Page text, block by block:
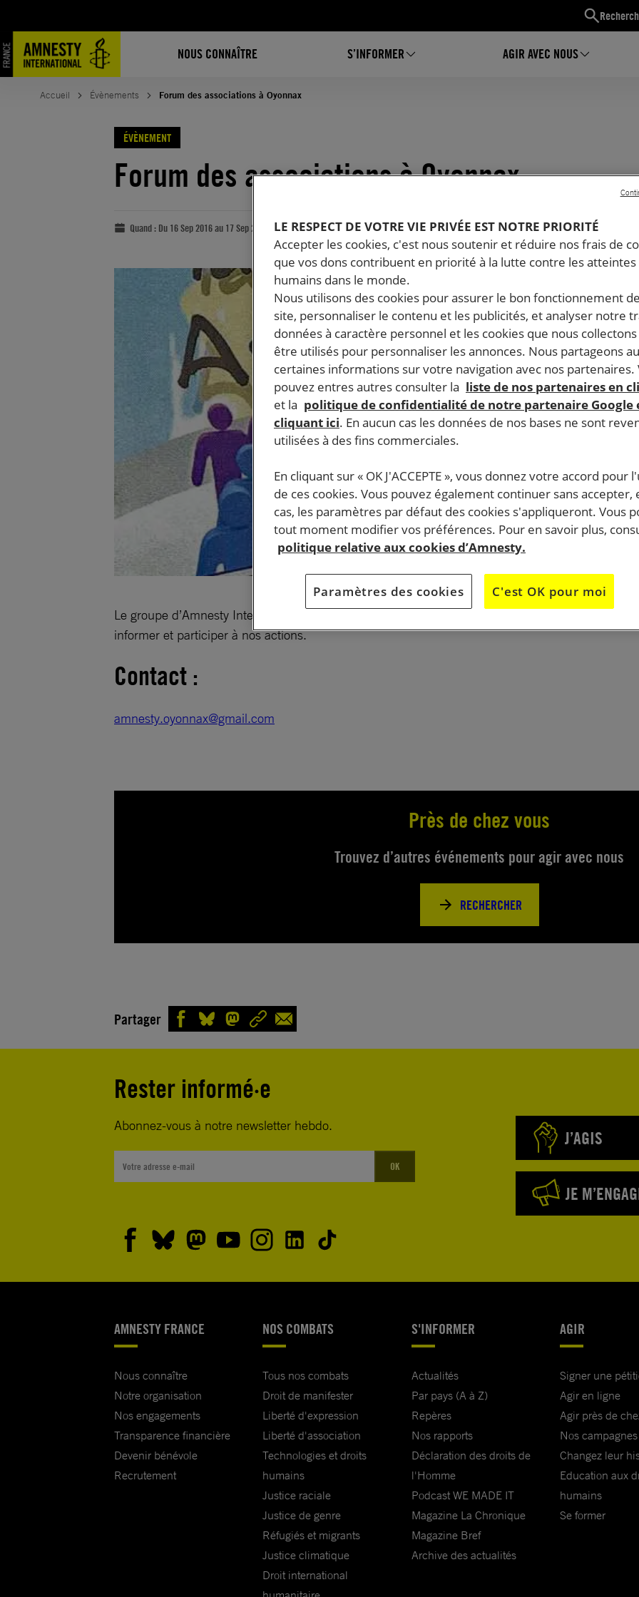
NOUS CONNAÎTRE S’INFORMER AGIR AVEC NOUS
Accueil Évènements Forum des associations à Oyonnax
ÉVÈNEMENT
Forum des associations à Oyonnax
Quand : Du 16 Sep 2016 au 17 Sep 2016
Le groupe d’Amnesty International sera présent
au Forum des associations à Valexpo,
informer et participer à nos actions.
Contact :
amnesty.oyonnax@gmail.com
Près de chez vous
Trouvez d’autres événements pour agir avec nous
RECHERCHER
Partager
Rester informé·e
Abonnez-vous à notre newsletter hebdo.
OK
J’AGIS
JE
AMNESTY FRANCE
Nous connaître
Notre organisation
Nos engagements
Transparence financière
Devenir bénévole
Recrutement
NOS COMBATS
Tous nos combats
Droit de manifester
Liberté d'expression
Liberté d'association
Technologies et droits
humains
Justice raciale
Justice de genre
Réfugiés et migrants
Justice climatique
Droit international
S'INFORMER
Actualités
Par pays (A à Z)
Repères
Nos rapports
Déclaration des droits de
l'Homme
Podcast WE MADE IT
Magazine La Chronique
Magazine Bref
Archive des actualités
AGIR
Signer une
Agir en ligne
Agir près de
Nos campagnes
Changez leur
Education aux
humains
Se former
LE RESPECT DE VOTRE VIE PRIVÉE EST NOTRE PRIORITÉ
Accepter les cookies, c'est nous soutenir et réduire nos frais de
que vos dons contribuent en priorité à la lutte contre les
humains dans le monde.
Nous utilisons des cookies pour assurer le bon fonctionnement
site, personnaliser le contenu et les publicités, et analyser notre
données à caractère personnel et les cookies que nous
être utilisés pour personnaliser les annonces. Nous partageons
certaines informations sur votre navigation avec nos partenaires.
pouvez entres autres consulter la liste de nos partenaires en
et la politique de confidentialité de notre partenaire Google
cliquant ici. En aucun cas les données de nos bases ne sont
utilisées à des fins commerciales.
En cliquant sur « OK J'ACCEPTE », vous donnez votre accord pour
de ces cookies. Vous pouvez également continuer sans accepter,
cas, les paramètres par défaut des cookies s'appliqueront. Vous
tout moment modifier vos préférences. Pour en savoir plus,
politique relative aux cookies d’Amnesty.
Paramètres des cookies C'est OK pour moi